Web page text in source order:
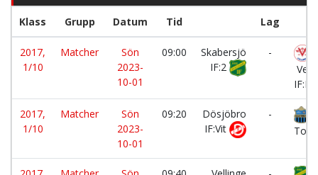
Klass Grupp Datum Tid Lag
2017,
1/10
Matcher
Sön
2023-
10-01
09:00
Skabersjö
IF:2
-
2017,
1/10
Matcher
Sön
2023-
10-01
09:20
Dösjöbro
IF:Vit
-
Torg